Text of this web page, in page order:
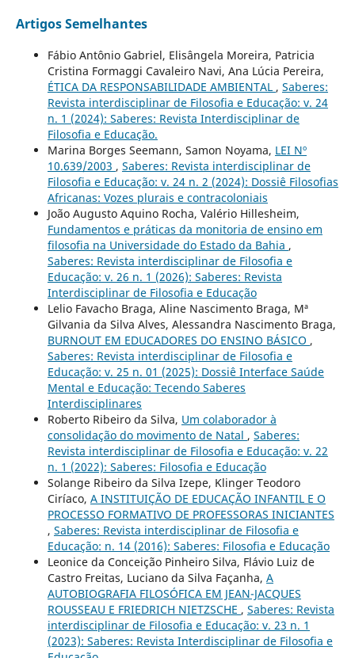
Artigos Semelhantes
Fábio Antônio Gabriel, Elisângela Moreira, Patricia
Cristina Formaggi Cavaleiro Navi, Ana Lúcia Pereira,
ÉTICA DA RESPONSABILIDADE AMBIENTAL , Saberes:
Revista interdisciplinar de Filosofia e Educação: v. 24
n. 1 (2024): Saberes: Revista Interdisciplinar de
Filosofia e Educação.
Marina Borges Seemann, Samon Noyama, LEI Nº
10.639/2003 , Saberes: Revista interdisciplinar de
Filosofia e Educação: v. 24 n. 2 (2024): Dossiê Filosofias
Africanas: Vozes plurais e contracoloniais
João Augusto Aquino Rocha, Valério Hillesheim,
Fundamentos e práticas da monitoria de ensino em
filosofia na Universidade do Estado da Bahia ,
Saberes: Revista interdisciplinar de Filosofia e
Educação: v. 26 n. 1 (2026): Saberes: Revista
Interdisciplinar de Filosofia e Educação
Lelio Favacho Braga, Aline Nascimento Braga, Mª
Gilvania da Silva Alves, Alessandra Nascimento Braga,
BURNOUT EM EDUCADORES DO ENSINO BÁSICO ,
Saberes: Revista interdisciplinar de Filosofia e
Educação: v. 25 n. 01 (2025): Dossiê Interface Saúde
Mental e Educação: Tecendo Saberes
Interdisciplinares
Roberto Ribeiro da Silva, Um colaborador à
consolidação do movimento de Natal , Saberes:
Revista interdisciplinar de Filosofia e Educação: v. 22
n. 1 (2022): Saberes: Filosofia e Educação
Solange Ribeiro da Silva Izepe, Klinger Teodoro
Ciríaco, A INSTITUIÇÃO DE EDUCAÇÃO INFANTIL E O
PROCESSO FORMATIVO DE PROFESSORAS INICIANTES
, Saberes: Revista interdisciplinar de Filosofia e
Educação: n. 14 (2016): Saberes: Filosofia e Educação
Leonice da Conceição Pinheiro Silva, Flávio Luiz de
Castro Freitas, Luciano da Silva Façanha, A
AUTOBIOGRAFIA FILOSÓFICA EM JEAN-JACQUES
ROUSSEAU E FRIEDRICH NIETZSCHE , Saberes: Revista
interdisciplinar de Filosofia e Educação: v. 23 n. 1
(2023): Saberes: Revista Interdisciplinar de Filosofia e